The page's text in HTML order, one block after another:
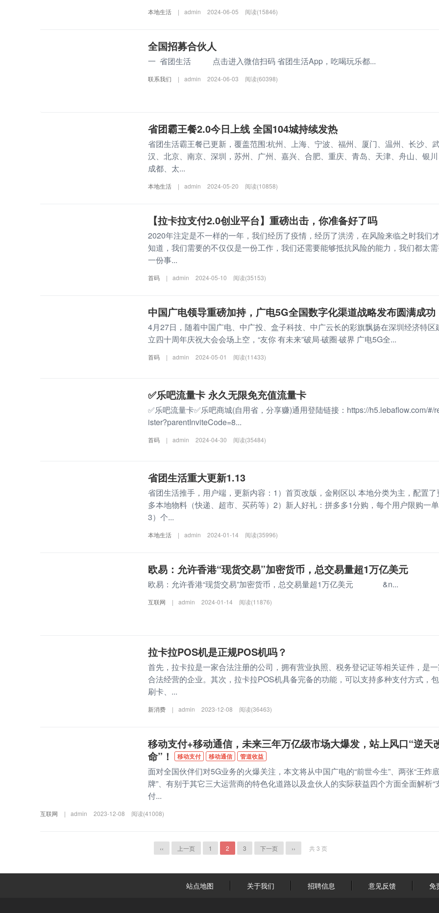
本地生活 | admin 2024-06-05 阅读(15846)
全国招募合伙人
一 省团生活 点击进入微信扫码 省团生活App，吃喝玩乐都...
联系我们 | admin 2024-06-03 阅读(60398)
省团霸王餐2.0今日上线 全国104城持续发热
省团生活霸王餐已更新，覆盖范围:杭州、上海、宁波、福州、厦门、温州、长沙、
汉、北京、南京、深圳，苏州、广州、嘉兴、合肥、重庆、青岛、天津、舟山、银川
成都、太...
本地生活 | admin 2024-05-20 阅读(10858)
【拉卡拉支付2.0创业平台】重磅出击，你准备好了吗
2020年注定是不一样的一年，我们经历了疫情，经历了洪涝，在风险来临之时我们
知道，我们需要的不仅仅是一份工作，我们还需要能够抵抗风险的能力，我们都太
一份事...
首码 | admin 2024-05-10 阅读(35153)
中国广电领导重磅加持，广电5G全国数字化渠道战略发布圆满成功
4月27日，随着中国广电、中广投、盒子科技、中广云长的彩旗飘扬在深圳经济特区
立四十周年庆祝大会会场上空，“友你 有未来”破局·破圈·破界 广电5G全...
首码 | admin 2024-05-01 阅读(11433)
✅乐吧流量卡 永久无限免充值流量卡
✅乐吧流量卡✅乐吧商城(自用省，分享赚)通用登陆链接：https://h5.lebaflow.com/#/
ister?parentInviteCode=8...
首码 | admin 2024-04-30 阅读(35484)
省团生活重大更新1.13
省团生活推手，用户端，更新内容：1）首页改版，金刚区以 本地分类为主，配置了
多本地物料（快递、超市、买药等）2）新人好礼：拼多多1分购，每个用户限购一单
3）个...
本地生活 | admin 2024-01-14 阅读(35996)
欧易：允许香港“现货交易”加密货币，总交易量超1万亿美元
欧易：允许香港“现货交易”加密货币，总交易量超1万亿美元 &n...
互联网 | admin 2024-01-14 阅读(11876)
拉卡拉POS机是正规POS机吗？
首先，拉卡拉是一家合法注册的公司，拥有营业执照、税务登记证等相关证件，是
合法经营的企业。其次，拉卡拉POS机具备完备的功能，可以支持多种支付方式，
刷卡、...
新消费 | admin 2023-12-08 阅读(36463)
移动支付+移动通信，未来三年万亿级市场大爆发，站上风口“逆天
命”！
移动支付 移动通信 管道收益
面对全国伙伴们对5G业务的火爆关注，本文将从中国广电的“前世今生”、两张“王炸
牌”、有别于其它三大运营商的特色化道路以及盒伙人的实际获益四个方面全面解析“
付...
互联网 | admin 2023-12-08 阅读(41008)
‹‹ 上一页 1 2 3 下一页 ›› 共 3 页
站点地图 关于我们 招聘信息 意见反馈 免